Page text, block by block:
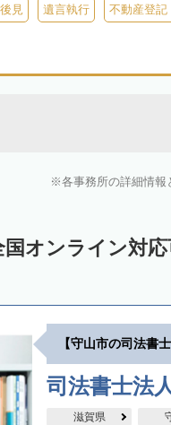
見 遺言執行 不動産登記
各事務所の詳細情報
オンライン対
【守山市の司法書
司法書士法
滋賀県